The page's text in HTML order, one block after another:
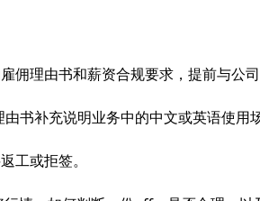
佣理由书和薪资合规要求，提前与公
书补充说明业务中的中文或英语使用
工或拒签。